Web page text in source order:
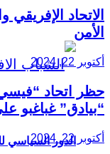
الدور السياسي
الاتحاد
الأمن
أكتوبر 22, 2024
حظر اتحاد
“بيادق” غباغبو
أكتوبر 22, 2024